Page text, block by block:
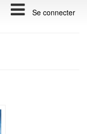
Se connecter